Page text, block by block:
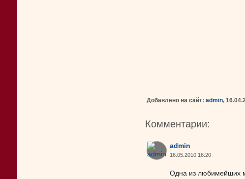
Добавлено на сайт: admin,
Комментарии:
admin
16.05.2010 16:20
Одна из любимейших